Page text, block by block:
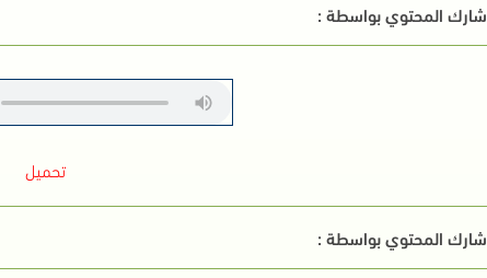
شارك المحتوي بواسطة :
تحميل
شارك المحتوي بواسطة :